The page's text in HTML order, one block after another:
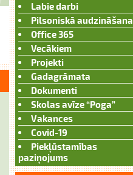
Labie darbi
Pilsoniskā audzināšana
Office 365
Vecākiem
Projekti
Gadagrāmata
Dokumenti
Skolas avīze “Poga”
Vakances
Covid-19
Piekļūstamības
paziņojums